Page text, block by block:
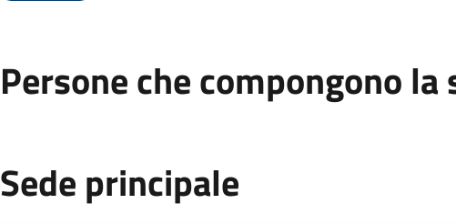
Persone che compongono
Sede principale